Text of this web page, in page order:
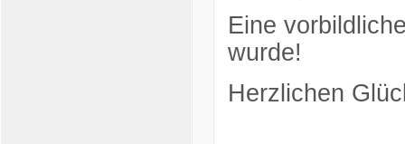
Eine
wurde!
Herzlichen